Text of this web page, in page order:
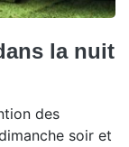
la nuit
des
soir et